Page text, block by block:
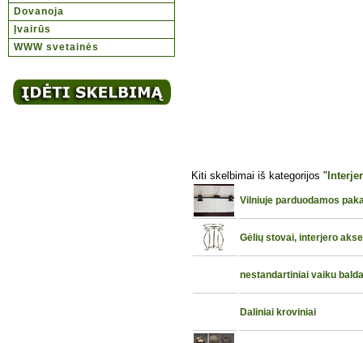
Dovanoja
Įvairūs
WWW svetainės
Kiti skelbimai iš kategorijos "
Vilniuje parduodamos
Gėlių stovai, interjero
nestandartiniai vaiku
Daliniai kroviniai